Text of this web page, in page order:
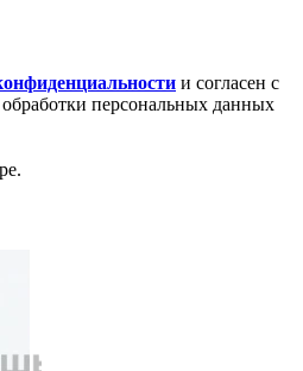
и согласен с
персональных данных